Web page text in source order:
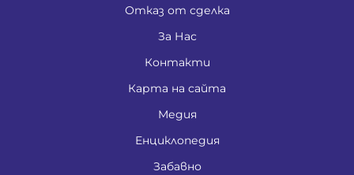
Отказ от сделка
За Нас
Контакти
Карта на сайта
Медия
Енциклопедия
Забавно